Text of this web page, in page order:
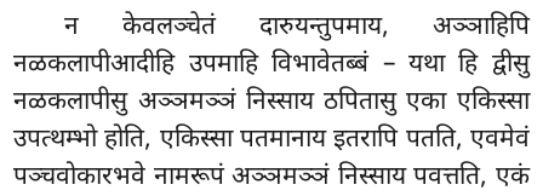
न केवलञ्चेतं दारुयन्तुपमाय, अञ्ञाहिपि
नळकलापीआदीहि उपमाहि विभावेतब्बं – यथा हि द्वीसु
नळकलापीसु अञ्ञमञ्ञं निस्साय ठपितासु एका एकिस्सा
उपत्थम्भो होति, एकिस्सा पतमानाय इतरापि पतति, एवमेवं
पञ्चवोकारभवे नामरूपं अञ्ञमञ्ञं निस्साय पवत्तति, एकं